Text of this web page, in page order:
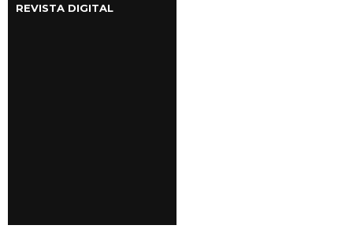
REVISTA DIGITAL